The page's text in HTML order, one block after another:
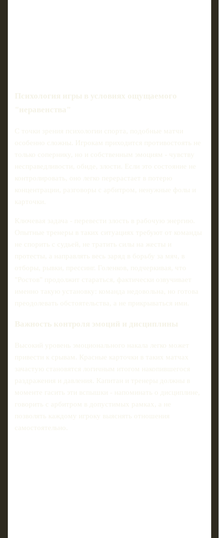
Психология игры в условиях ощущаемого
"неравенства"
С точки зрения психологии спорта, подобные матчи
особенно сложны. Игрокам приходится противостоять не
только сопернику, но и собственным эмоциям - чувству
несправедливости, обиде, злости. Если это состояние не
контролировать, оно легко перерастает в потерю
концентрации, разговоры с арбитром, ненужные фолы и
карточки.
Ключевая задача - перевести злость в рабочую энергию.
Опытные тренеры в таких ситуациях требуют от команды
не спорить с судьей, не тратить силы на жесты и
протесты, а направлять весь заряд в борьбу за мяч, в
отборы, рывки, прессинг. Голенков, подчеркивая, что
"Ростов" продолжит стараться, фактически озвучивает
именно такую установку: команда недовольна, но готова
преодолевать обстоятельства, а не прикрываться ими.
Важность контроля эмоций и дисциплины
Высокий уровень эмоционального накала легко может
привести к срывам. Красные карточки в таких матчах
зачастую становятся логичным итогом накопившегося
раздражения и давления. Капитан и тренеры должны в
моменте гасить эти вспышки - напоминать о дисциплине,
говорить с арбитром в допустимых рамках, а не
позволять каждому игроку выяснять отношения
самостоятельно.